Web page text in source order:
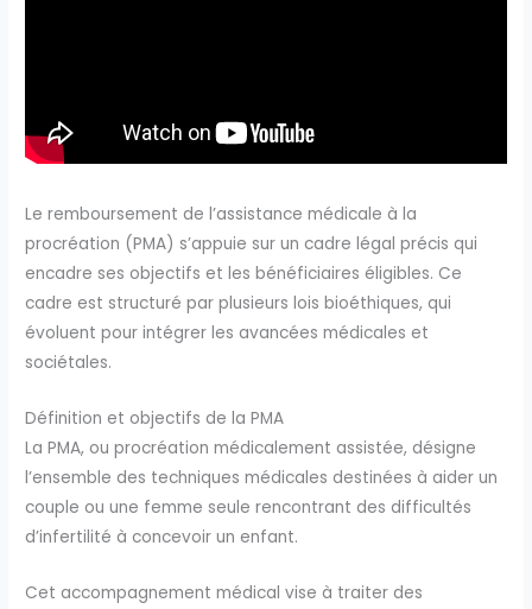
Le remboursement de l’assistance médicale à la
procréation (PMA) s’appuie sur un cadre légal précis qui
encadre ses objectifs et les bénéficiaires éligibles. Ce
cadre est structuré par plusieurs lois bioéthiques, qui
évoluent pour intégrer les avancées médicales et
sociétales.
Définition et objectifs de la PMA
La PMA, ou procréation médicalement assistée, désigne
l’ensemble des techniques médicales destinées à aider un
couple ou une femme seule rencontrant des difficultés
d’infertilité à concevoir un enfant.
Cet accompagnement médical vise à traiter des